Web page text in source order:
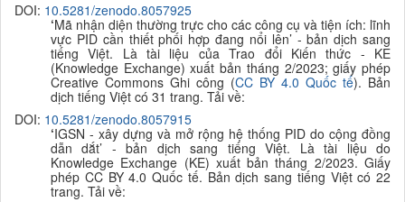
DOI: 10.5281/zenodo.8057925
‘Mã nhận diện thường trực cho các công cụ và tiện ích: lĩnh
vực PID cần thiết phối hợp đang nổi lên’ - bản dịch sang
tiếng Việt. Là tài liệu của Trao đổi Kiến thức - KE
(Knowledge Exchange) xuất bản tháng 2/2023; giấy phép
Creative Commons Ghi công (CC BY 4.0 Quốc tế). Bản
dịch tiếng Việt có 31 trang. Tải về:
DOI: 10.5281/zenodo.8057915
‘IGSN - xây dựng và mở rộng hệ thống PID do cộng đồng
dẫn dắt’ - bản dịch sang tiếng Việt. Là tài liệu do
Knowledge Exchange (KE) xuất bản tháng 2/2023. Giấy
phép CC BY 4.0 Quốc tế. Bản dịch sang tiếng Việt có 22
trang. Tải về: